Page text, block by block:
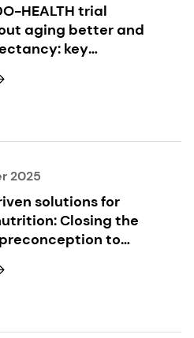
HEALTH trial
aging better and
key
2025
solutions for
Closing the
to